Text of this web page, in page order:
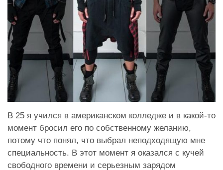
В 25 я учился в американском колледже и в какой-то
момент бросил его по собственному желанию,
потому что понял, что выбрал неподходящую мне
специальность. В этот момент я оказался с кучей
свободного времени и серьезным зарядом